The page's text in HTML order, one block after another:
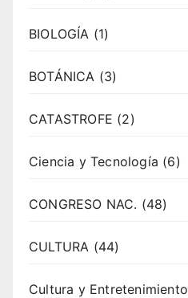
BIOLOGÍA (1)
BOTÁNICA (3)
CATASTROFE (2)
Ciencia y Tecnología (6)
CONGRESO NAC. (48)
CULTURA (44)
Cultura y Entretenimiento